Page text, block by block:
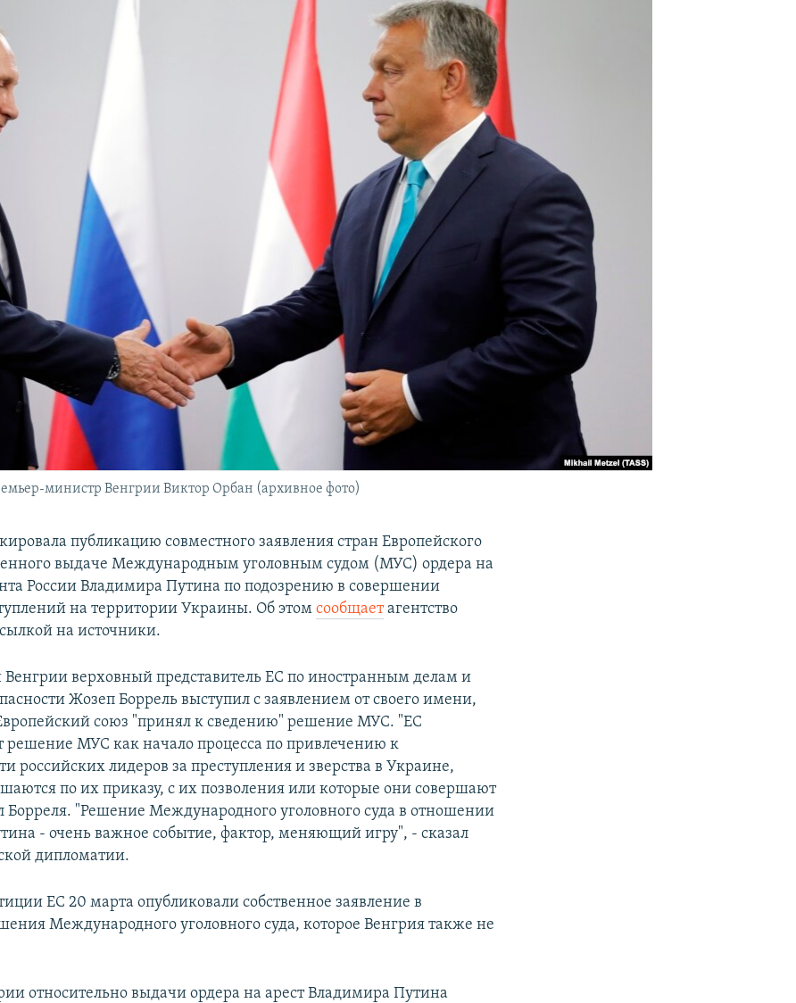
министр Венгрии Виктор Орбан (архивное фото)
публикацию совместного заявления стран Европейского
выдаче Международным уголовным судом (МУС) ордера на
России Владимира Путина по подозрению в совершении
на территории Украины. Об этомсообщаетагентство
на источники.
Венгрии верховный представитель ЕС по иностранным делам и
Жозеп Боррель выступил с заявлением от своего имени,
союз "принял к сведению" решение МУС. "ЕС
решение МУС как начало процесса по привлечению к
российских лидеров за преступления и зверства в Украине,
по их приказу, с их позволения или которые они совершают
Борреля. "Решение Международного уголовного суда в отношении
- очень важное событие, фактор, меняющий игру", - сказал
дипломатии.
ЕС 20 марта опубликовали собственное заявление в
Международного уголовного суда, которое Венгрия также не
относительно выдачи ордера на арест Владимира Путина